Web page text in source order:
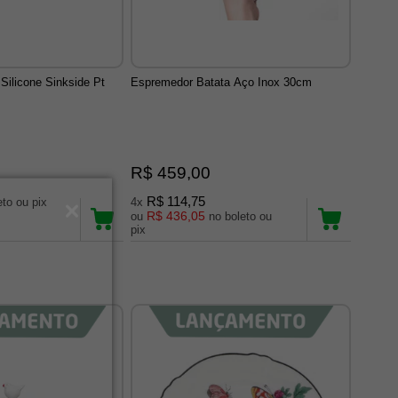
Sinkside Pt
no boleto ou pix
Espremedor Batata Aço Inox 30cm
R$ 459,00
4x R$ 114,75
ou R$ 436,05 no boleto ou
pix